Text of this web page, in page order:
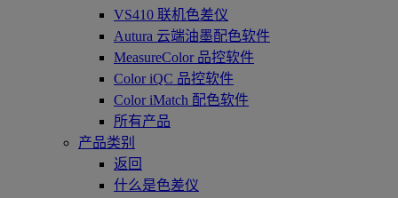
VS410 联机色差仪
Autura 云端油墨配色软件
MeasureColor 品控软件
Color iQC 品控软件
Color iMatch 配色软件
所有产品
产品类别
返回
什么是色差仪